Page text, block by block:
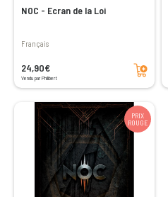
NOC - Ecran de la Loi
Français
24,90€
Vendu par Philibert
Ajouter au panier
PRIX
ROUGE